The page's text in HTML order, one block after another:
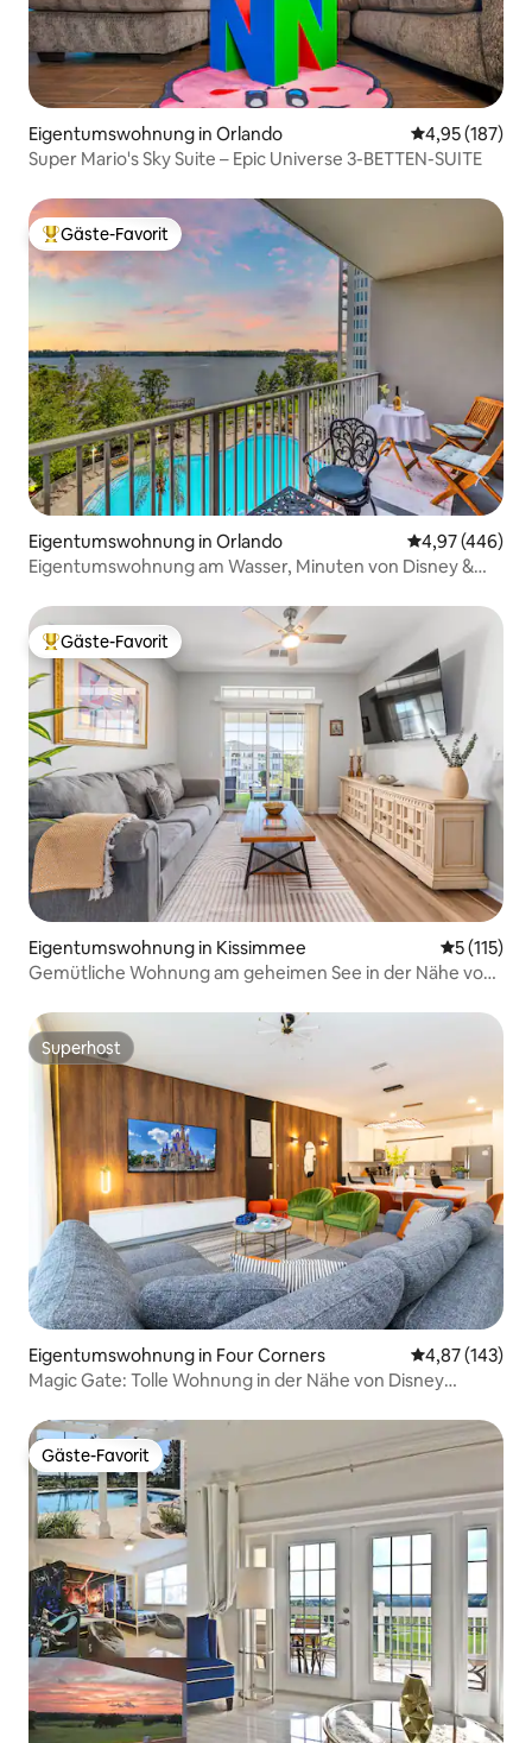
Eigentumswohnung in Orlando
4,95 (187)
Super Mario's Sky Suite – Epic Universe 3-BETTEN-SUITE
Beliebter Gäste-Favorit.
Gäste-Favorit
Eigentumswohnung in Orlando
4,97 (446)
Eigentumswohnung am Wasser, Minuten von Disney &
Beliebter Gäste-Favorit.
Gäste-Favorit
Eigentumswohnung in Kissimmee
5 (115)
Gemütliche Wohnung am geheimen See in der Nähe von
Superhost
Superhost
Eigentumswohnung in Four Corners
4,87 (143)
Magic Gate: Tolle Wohnung in der Nähe von Disney
Gäste-Favorit
Gäste-Favorit